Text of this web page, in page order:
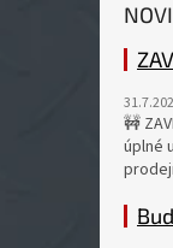
🚧
úplné